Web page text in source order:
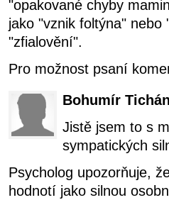
"opakované chyby
jako "vznik foltýna" nebo
"zfialovění".
Pro možnost psaní
Bohumír
Jistě jsem to s
sympatických
Psycholog upozorňuje,
hodnotí jako silnou